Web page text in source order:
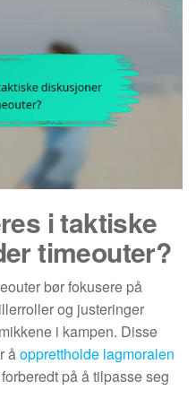
i taktiske
timeouter?
bør fokusere på
og justeringer
i kampen. Disse
åopprettholde lagmoralen
på å tilpasse seg